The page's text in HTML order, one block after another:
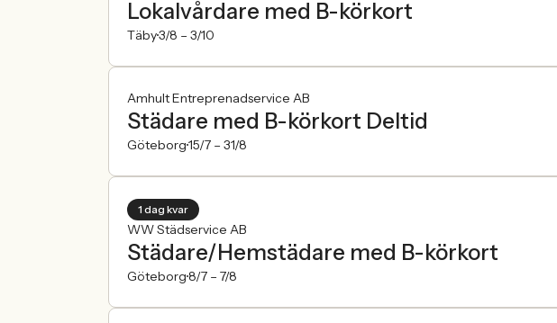
Lokalvårdare med B-körkort
Täby3/8 – 3/10
Amhult Entreprenadservice AB
Städare med B-körkort Deltid
Göteborg15/7 – 31/8
1 dag kvar
WW Städservice AB
Städare/Hemstädare med B-körkort
Göteborg8/7 – 7/8